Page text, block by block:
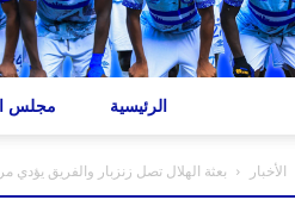
مجلس الرئيسية
الأخبار بعثة الهلال تصل زنزبار والفريق يؤدي